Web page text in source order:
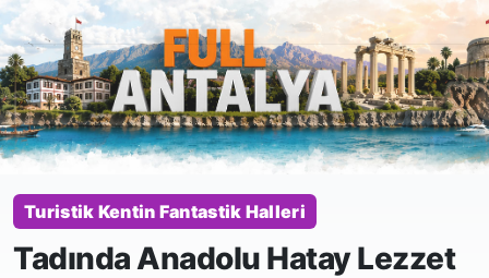
Turistik Kentin Fantastik Halleri
Tadında Anadolu Hatay Lezzet